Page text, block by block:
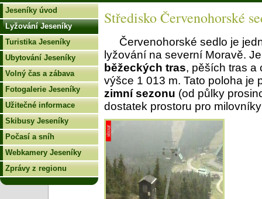
Středisko Červenohorské
Červenohorské sedlo je
lyžování na severní Moravě.
běžeckých tras, pěších tras a
výšce 1 013 m. Tato poloha
zimní sezonu (od půlky
dostatek prostoru pro
Jeseníky úvod
Lyžování Jeseníky
Turistika Jeseníky
Ubytování Jeseníky
Volný čas a zábava
Fotogalerie Jeseníky
Užitečné informace
Skibusy Jeseníky
Počasí a sníh
Webkamery Jeseníky
Zprávy z regionu